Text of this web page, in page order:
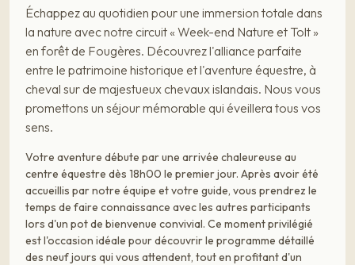
Échappez au quotidien pour une immersion totale dans
la nature avec notre circuit « Week-end Nature et Tolt »
en forêt de Fougères. Découvrez l'alliance parfaite
entre le patrimoine historique et l'aventure équestre, à
cheval sur de majestueux chevaux islandais. Nous vous
promettons un séjour mémorable qui éveillera tous vos
sens.
Votre aventure débute par une arrivée chaleureuse au
centre équestre dès 18h00 le premier jour. Après avoir été
accueillis par notre équipe et votre guide, vous prendrez le
temps de faire connaissance avec les autres participants
lors d'un pot de bienvenue convivial. Ce moment privilégié
est l'occasion idéale pour découvrir le programme détaillé
des neuf jours qui vous attendent, tout en profitant d'un